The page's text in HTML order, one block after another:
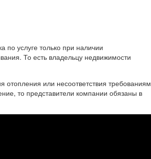
по услуге только при наличии
То есть владельцу недвижимости
отопления или несоответствия требованиям
то представители компании обязаны в